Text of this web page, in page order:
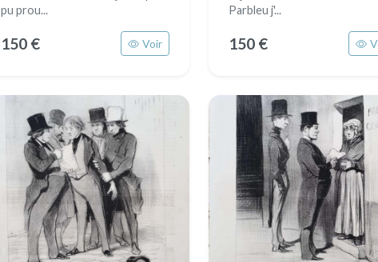
pu prou...
150 € Voir
Parbleu j'...
150 €